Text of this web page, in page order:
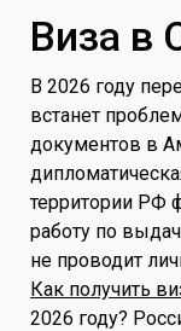
Виза в
В 2026 году
встанет
документов в
территории РФ
работу по
не проводит
Как получить
2026 году?